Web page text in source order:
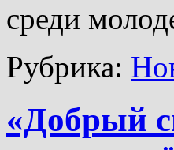
среди
Рубрика:
«Добрый